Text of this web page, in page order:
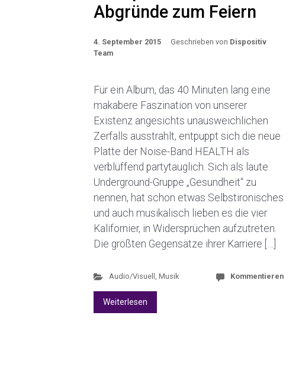
Abgründe zum Feiern
4. September 2015 Geschrieben von Dispositiv
Team
Für ein Album, das 40 Minuten lang eine
makabere Faszination von unserer
Existenz angesichts unausweichlichen
Zerfalls ausstrahlt, entpuppt sich die neue
Platte der Noise-Band HEALTH als
verblüffend partytauglich. Sich als laute
Underground-Gruppe „Gesundheit“ zu
nennen, hat schon etwas Selbstironisches
und auch musikalisch lieben es die vier
Kalifornier, in Widersprüchen aufzutreten.
Die größten Gegensätze ihrer Karriere […]
Audio/Visuell , Musik Kommentieren
Weiterlesen